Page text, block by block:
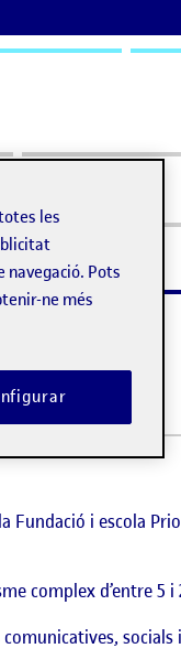
Fundació i escola
complex d’entre 5
socials
les
Pots
ne més